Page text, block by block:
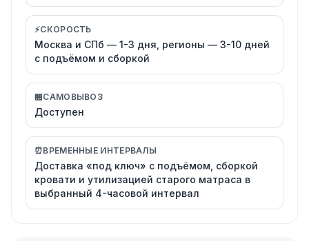
⚡СКОРОСТЬ
Москва и СПб — 1-3 дня, регионы — 3-10 дней
с подъёмом и сборкой
🏪САМОВЫВОЗ
Доступен
⏰ВРЕМЕННЫЕ ИНТЕРВАЛЫ
Доставка «под ключ» с подъёмом, сборкой
кровати и утилизацией старого матраса в
выбранный 4-часовой интервал